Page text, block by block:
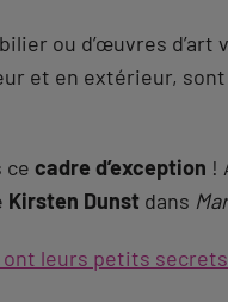
ou d’œuvres d’art
et en extérieur,
ce cadre d’exception !
Kirsten Dunst dans
ont leurs petits secrets